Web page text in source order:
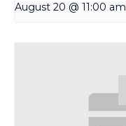
August 20 @ 11:00 am